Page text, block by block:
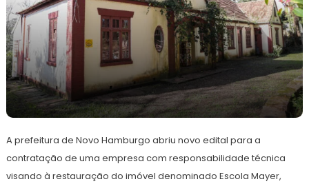
abril
de
Redação
A prefeitura de Novo Hamburgo abriu novo edital para a
contratação de uma empresa com responsabilidade técnica
visando à restauração do imóvel denominado Escola Mayer,